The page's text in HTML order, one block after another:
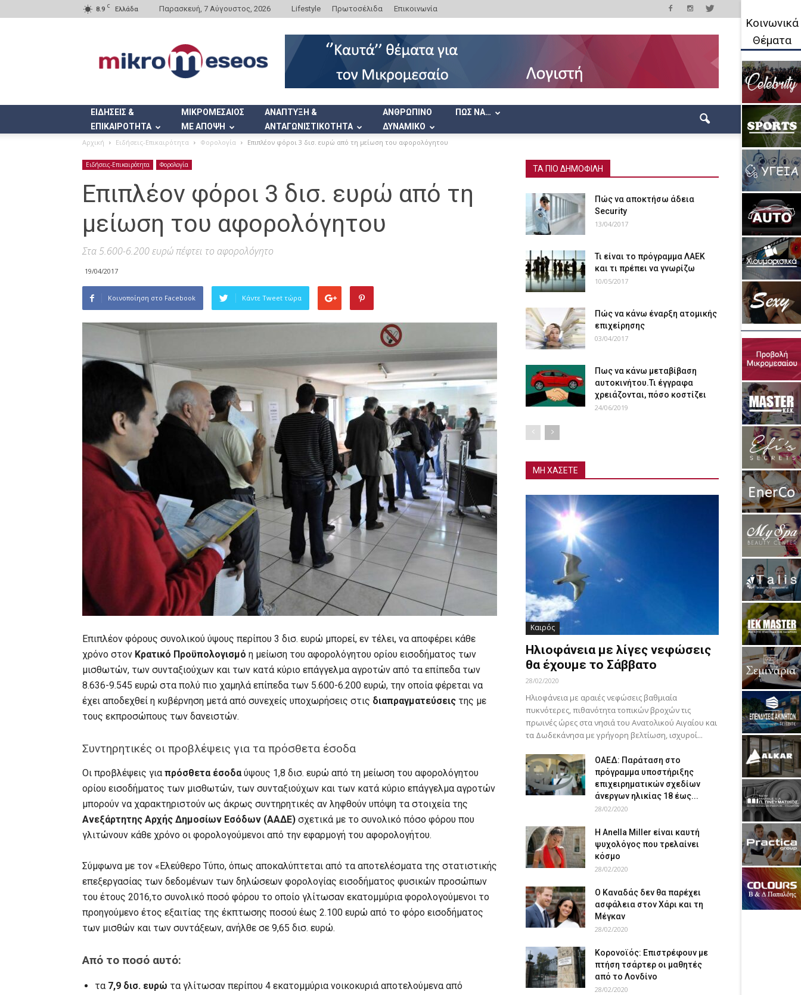
8.9 C Ελλάδα Παρασκευή, 7 Αύγουστος, 2026 Lifestyle Πρωτοσέλιδα Επικοινωνία
ΕΙΔΗΣΕΙΣ &
ΕΠΙΚΑΙΡΟΤΗΤΑ
ΜΙΚΡΟΜΕΣΑΙΟΣ
ΜΕ ΑΠΟΨΗ
ΑΝΑΠΤΥΞΗ &
ΑΝΤΑΓΩΝΙΣΤΙΚΟΤΗΤΑ
ΑΝΘΡΩΠΙΝΟ
ΔΥΝΑΜΙΚΟ
ΠΩΣ ΝΑ…
Αρχική Ειδήσεις-Επικαιρότητα Φορολογία Επιπλέον φόροι 3 δισ. ευρώ από τη μείωση του αφορολόγητου
Ειδήσεις-Επικαιρότητα Φορολογία
Επιπλέον φόροι 3 δισ. ευρώ από τη
μείωση του αφορολόγητου
Στα 5.600-6.200 ευρώ πέφτει το αφορολόγητο
19/04/2017
Κοινοποίηση στο Facebook Κάντε Tweet τώρα
Επιπλέον φόρους συνολικού ύψους περίπου 3 δισ. ευρώ μπορεί, εν τέλει, να αποφέρει κάθε
χρόνο στον Κρατικό Προϋπολογισμό η μείωση του αφορολόγητου ορίου εισοδήματος των
μισθωτών, των συνταξιούχων και των κατά κύριο επάγγελμα αγροτών από τα επίπεδα των
8.636-9.545 ευρώ στα πολύ πιο χαμηλά επίπεδα των 5.600-6.200 ευρώ, την οποία φέρεται να
έχει αποδεχθεί η κυβέρνηση μετά από συνεχείς υποχωρήσεις στις διαπραγματεύσεις της με
τους εκπροσώπους των δανειστών.
Συντηρητικές οι προβλέψεις για τα πρόσθετα έσοδα
Οι προβλέψεις για πρόσθετα έσοδαύψους 1,8 δισ. ευρώ από τη μείωση του αφορολόγητου
ορίου εισοδήματος των μισθωτών, των συνταξιούχων και των κατά κύριο επάγγελμα αγροτών
μπορούν να χαρακτηριστούν ως άκρως συντηρητικές αν ληφθούν υπόψη τα στοιχεία της
Ανεξάρτητης Αρχής Δημοσίων Εσόδων (ΑΑΔΕ) σχετικά με το συνολικό πόσο φόρου που
γλιτώνουν κάθε χρόνο οι φορολογούμενοι από την εφαρμογή του αφορολογήτου.
Σύμφωνα με τον «Ελεύθερο Τύπο, όπως αποκαλύπτεται από τα αποτελέσματα της στατιστικής
επεξεργασίας των δεδομένων των δηλώσεων φορολογίας εισοδήματος φυσικών προσώπων
του έτους 2016,το συνολικό ποσό φόρου το οποίο γλίτωσαν εκατομμύρια φορολογούμενοι το
προηγούμενο έτος εξαιτίας της έκπτωσης ποσού έως 2.100 ευρώ από το φόρο εισοδήματος
των μισθών και των συντάξεων, ανήλθε σε 9,65 δισ. ευρώ.
Από το ποσό αυτό:
τα 7,9 δισ. ευρώ τα γλίτωσαν περίπου 4 εκατομμύρια νοικοκυριά αποτελούμενα από
ΤΑ ΠΙΟ ΔΗΜΟΦΙΛΗ
Πώς να αποκτήσω άδεια
Security
13/04/2017
Τι είναι το πρόγραμμα ΛΑΕΚ
και τι πρέπει να γνωρίζω
10/05/2017
Πώς να κάνω έναρξη ατομικής
επιχείρησης
03/04/2017
Πως να κάνω μεταβίβαση
αυτοκινήτου.Τι έγγραφα
χρειάζονται, πόσο κοστίζει
24/06/2019
ΜΗ ΧΑΣΕΤΕ
Καιρός
Ηλιοφάνεια με λίγες νεφώσεις
θα έχουμε το Σάββατο
28/02/2020
Ηλιοφάνεια με αραιές νεφώσεις βαθμιαία
πυκνότερες, πιθανότητα τοπικών βροχών τις
πρωινές ώρες στα νησιά του Ανατολικού Αιγαίου και
τα Δωδεκάνησα με γρήγορη βελτίωση, ισχυροί...
ΟΑΕΔ: Παράταση στο
πρόγραμμα υποστήριξης
επιχειρηματικών σχεδίων
άνεργων ηλικίας 18 έως...
28/02/2020
Η Anella Miller είναι καυτή
ψυχολόγος που τρελαίνει
κόσμο
28/02/2020
Ο Καναδάς δεν θα παρέχει
ασφάλεια στον Χάρι και τη
Μέγκαν
28/02/2020
Κορονοϊός: Επιστρέφουν με
πτήση τσάρτερ οι μαθητές
από το Λονδίνο
28/02/2020
Κοινωνικά
Θέματα